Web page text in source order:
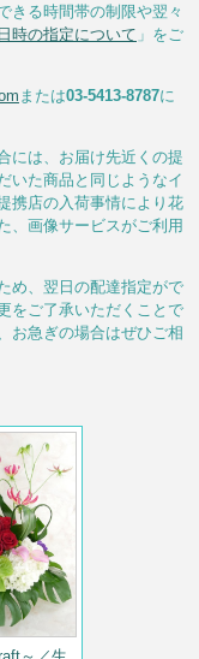
きる時間帯の制限や翌々
時の指定について 」をご
または03-5413-8787に
には、お届け先近くの提
いた商品と同じようなイ
携店の入荷事情により花
、画像サービスがご利用
め、翌日の配達指定がで
をご了承いただくことで
お急ぎの場合はぜひご相